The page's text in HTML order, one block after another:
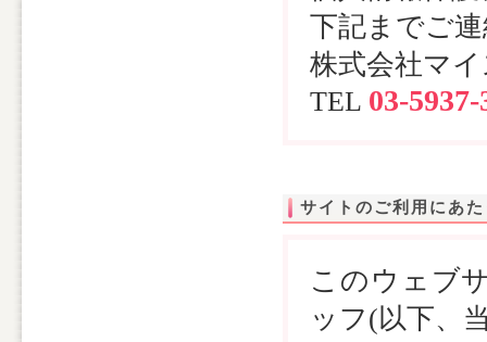
下記までご
株式会社マ
TEL 03-5937-
サイトのご利用にあ
このウェブ
ッフ(以下、